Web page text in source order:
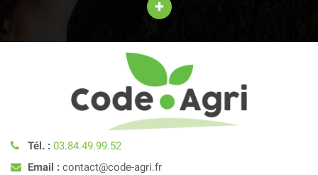
+
Tél. : 03.84.49.99.52
Email : contact@code-agri.fr